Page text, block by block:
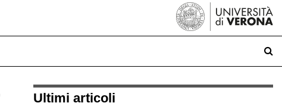
Ultimi articoli